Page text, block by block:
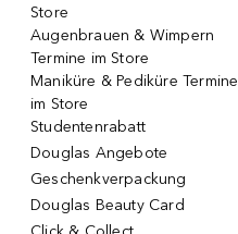
Store
Augenbrauen & Wimpern
Termine im Store
Maniküre & Pediküre Termine
im Store
Studentenrabatt
Douglas Angebote
Geschenkverpackung
Douglas Beauty Card